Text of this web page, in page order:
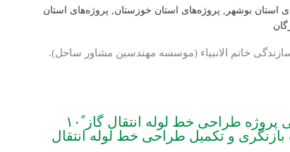
استان بوشهر , پروژه‌های استان خوزستان, پروژه‌های استان
خاتم الانبیاء (موسسه مهندسین مشاور ساحل).
ارزیابی پی‏آمدهای زیست‌محیطی پروژه طراحی خط لوله انتقال گاز ً۱۰
بازنگری و تکمیل طراحی خط لوله انتقال